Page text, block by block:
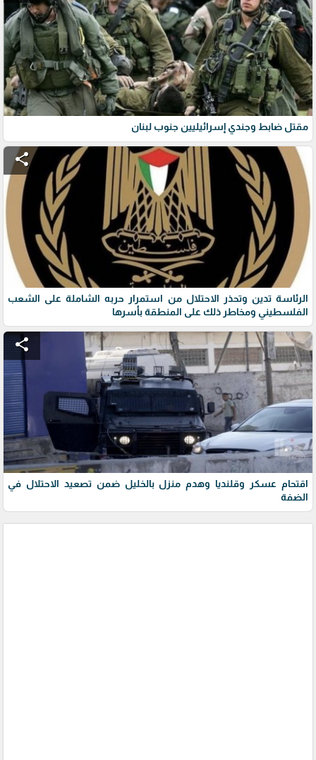
مقتل ضابط وجندي إسرائيليين جنوب لبنان
share
الرئاسة تدين وتحذر الاحتلال من استمرار حربه الشاملة على الشعب
الفلسطيني ومخاطر ذلك على المنطقة بأسرها
share
اقتحام عسكر وقلنديا وهدم منزل بالخليل ضمن تصعيد الاحتلال في
الضفة